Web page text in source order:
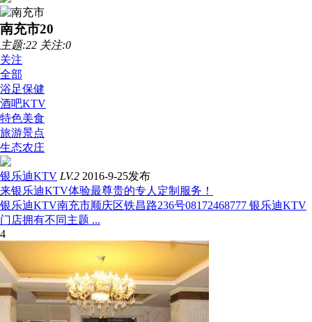
南充市20
主题:22 关注:0
关注
全部
浴足保健
酒吧KTV
特色美食
旅游景点
生态农庄
银乐迪KTV LV.2 2016-9-25发布
来银乐迪KTV体验最尊贵的专人定制服务！
银乐迪KTV南充市顺庆区铁昌路236号08172468777 银乐迪KTV
门店拥有不同主题 ...
4